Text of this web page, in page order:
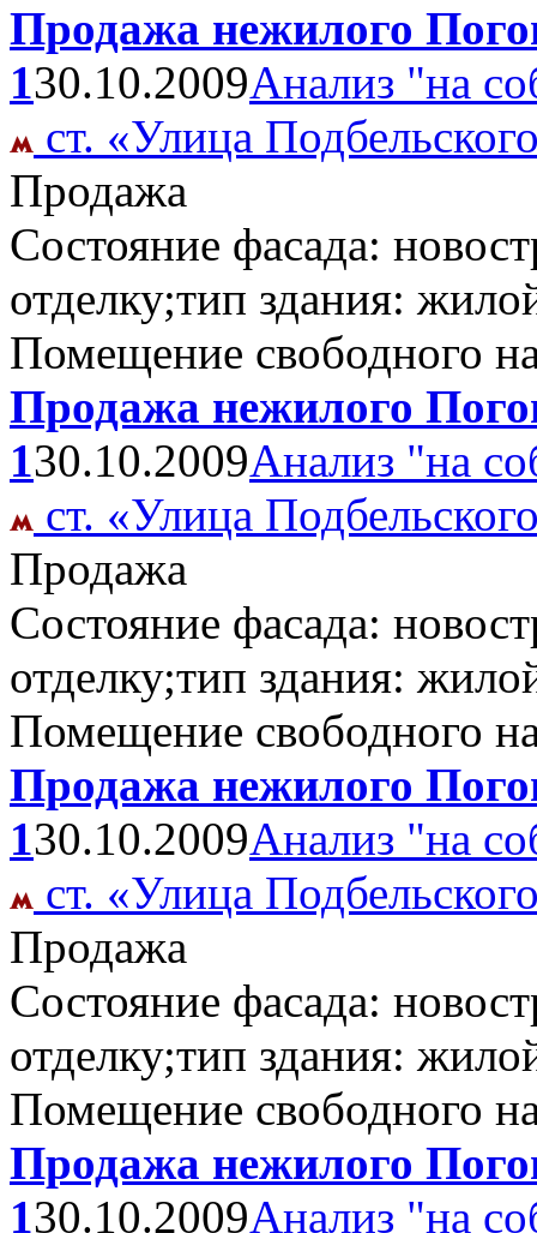
Продажа нежилого
130.10.2009Анализ "на
ст. «Улица
Продажа
Состояние фасада:
отделку;тип здания:
Помещение свободного
Продажа нежилого
130.10.2009Анализ "на
ст. «Улица
Продажа
Состояние фасада:
отделку;тип здания:
Помещение свободного
Продажа нежилого
130.10.2009Анализ "на
ст. «Улица
Продажа
Состояние фасада:
отделку;тип здания:
Помещение свободного
Продажа нежилого
130.10.2009Анализ "на